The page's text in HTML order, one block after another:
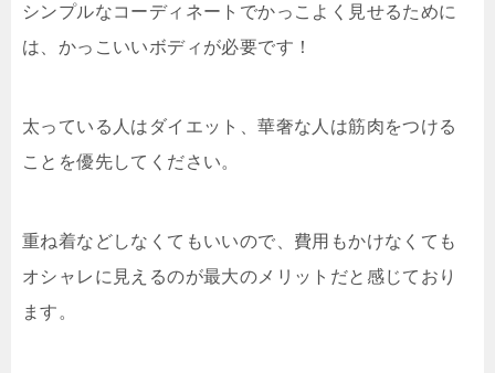
シンプルなコーディネートでかっこよく見せるために
は、かっこいいボディが必要です！
太っている人はダイエット、華奢な人は筋肉をつける
ことを優先してください。
重ね着などしなくてもいいので、費用もかけなくても
オシャレに見えるのが最大のメリットだと感じており
ます。